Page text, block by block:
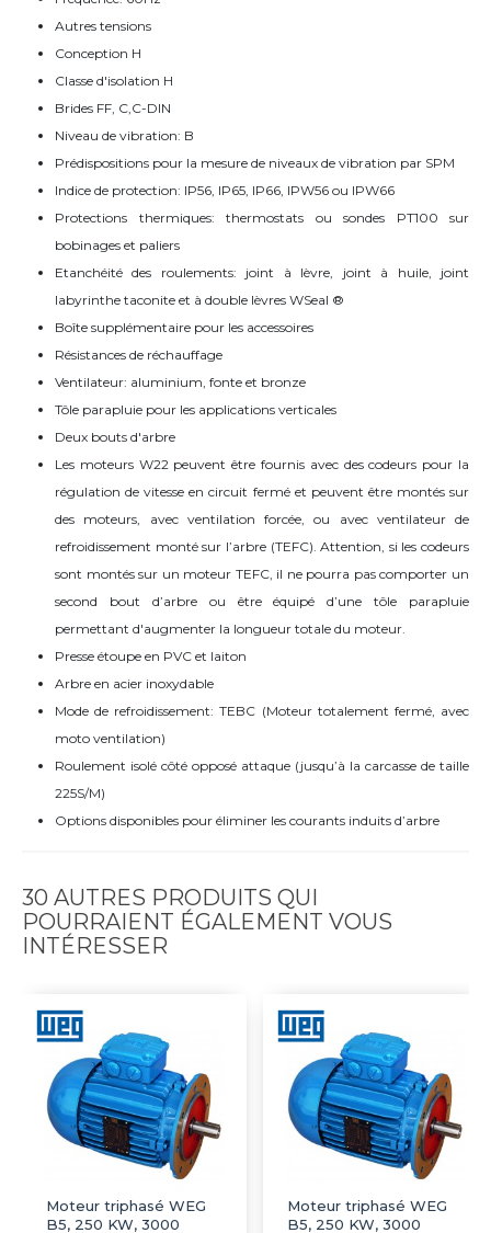
Autres tensions
Conception H
Classe d'isolation H
Brides FF, C,C-DIN
Niveau de vibration: B
Prédispositions pour la mesure de niveaux de vibration par SPM
Indice de protection: IP56, IP65, IP66, IPW56 ou IPW66
Protections thermiques: thermostats ou sondes PT100 sur
bobinages et paliers
Etanchéité des roulements: joint à lèvre, joint à huile, joint
labyrinthe taconite et à double lèvres WSeal ®
Boîte supplémentaire pour les accessoires
Résistances de réchauffage
Ventilateur: aluminium, fonte et bronze
Tôle parapluie pour les applications verticales
Deux bouts d'arbre
Les moteurs W22 peuvent être fournis avec des codeurs pour la
régulation de vitesse en circuit fermé et peuvent être montés sur
des moteurs, avec ventilation forcée, ou avec ventilateur de
refroidissement monté sur l’arbre (TEFC). Attention, si les codeurs
sont montés sur un moteur TEFC, il ne pourra pas comporter un
second bout d’arbre ou être équipé d’une tôle parapluie
permettant d'augmenter la longueur totale du moteur.
Presse étoupe en PVC et laiton
Arbre en acier inoxydable
Mode de refroidissement: TEBC (Moteur totalement fermé, avec
moto ventilation)
Roulement isolé côté opposé attaque (jusqu’à la carcasse de taille
225S/M)
Options disponibles pour éliminer les courants induits d’arbre
30 AUTRES PRODUITS QUI
POURRAIENT ÉGALEMENT VOUS
INTÉRESSER
Moteur triphasé WEG
B5, 250 KW, 3000
Moteur triphasé WEG
B5, 250 KW, 3000